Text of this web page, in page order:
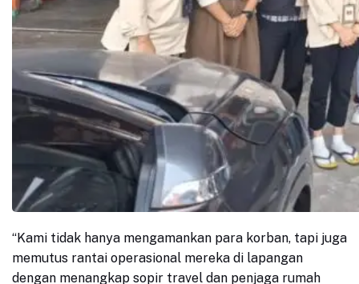
“Kami tidak hanya mengamankan para korban, tapi juga
memutus rantai operasional mereka di lapangan
dengan menangkap sopir travel dan penjaga rumah